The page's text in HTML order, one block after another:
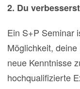
2. Du
Ein S+P Seminar
Möglichkeit,
neue Kenntnisse
hochqualifizierte